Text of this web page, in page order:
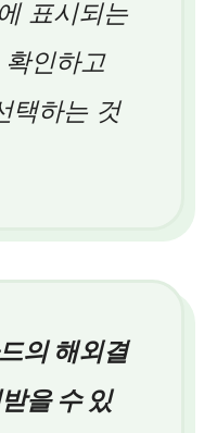
표시되는
인하고
택하는 것
의 해외결
을 수 있